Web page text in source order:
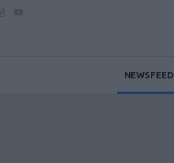
NEWSFEED